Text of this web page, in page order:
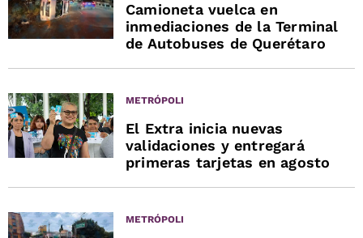
Camioneta vuelca en
inmediaciones de la Terminal
de Autobuses de Querétaro
METRÓPOLI
El Extra inicia nuevas
validaciones y entregará
primeras tarjetas en agosto
METRÓPOLI